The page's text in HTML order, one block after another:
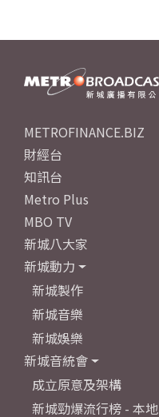
METROFINANCE.BIZ
財經台
知訊台
Metro Plus
MBO TV
新城八大家
新城動力
新城製作
新城音樂
新城娛樂
新城音統會
成立原意及架構
新城勁爆流行榜 - 本地